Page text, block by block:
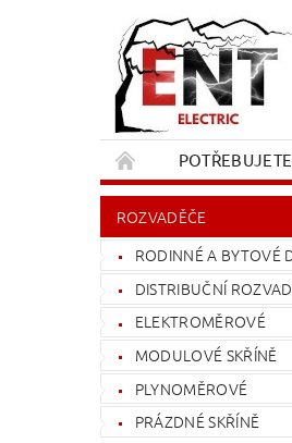
REKLAMACE A
ROZVADĚČE
RODINNÉ A BYTOVÉ
DISTRIBUČNÍ
ELEKTROMĚROVÉ
MODULOVÉ SKŘÍNĚ
PLYNOMĚROVÉ
PRÁZDNÉ SKŘÍNĚ